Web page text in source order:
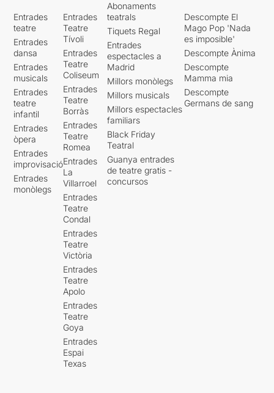
Entrades
teatre
Entrades
dansa
Entrades
musicals
Entrades
teatre
infantil
Entrades
òpera
Entrades
improvisació
Entrades
monòlegs
Entrades
Teatre
Tívoli
Entrades
Teatre
Coliseum
Entrades
Teatre
Borràs
Entrades
Teatre
Romea
Entrades
La
Villarroel
Entrades
Teatre
Condal
Entrades
Teatre
Victòria
Entrades
Teatre
Apolo
Entrades
Teatre
Goya
Entrades
Espai
Texas
Abonaments
teatrals
Tiquets Regal
Entrades
espectacles a
Madrid
Millors monòlegs
Millors musicals
Millors espectacles
familiars
Black Friday
Teatral
Guanya entrades
de teatre gratis -
concursos
Descompte El
Mago Pop 'Nada
es imposible'
Descompte Ànima
Descompte
Mamma mia
Descompte
Germans de sang